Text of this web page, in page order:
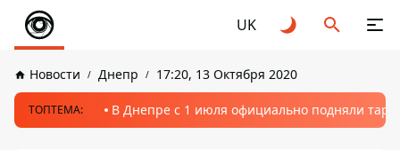
UK
Новости Днепр 17:20, 13 Октября 2020
ТОПТЕМА: В Днепре с 1 июля официально подняли